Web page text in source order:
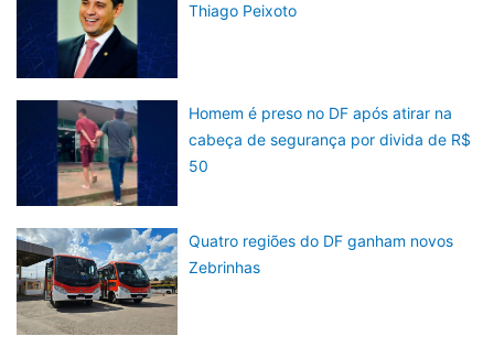
Thiago Peixoto
Homem é preso no DF após atirar na
cabeça de segurança por divida de R$
50
Quatro regiões do DF ganham novos
Zebrinhas